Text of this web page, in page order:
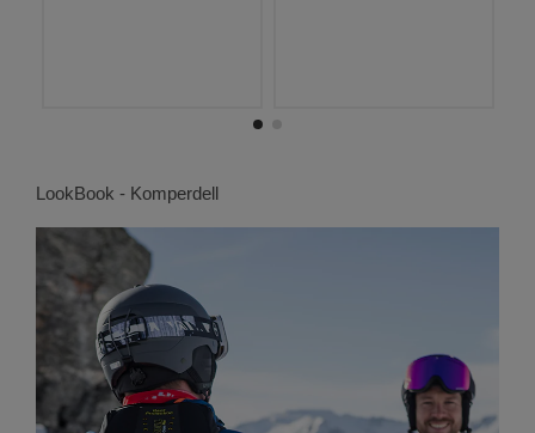
LookBook - Komperdell